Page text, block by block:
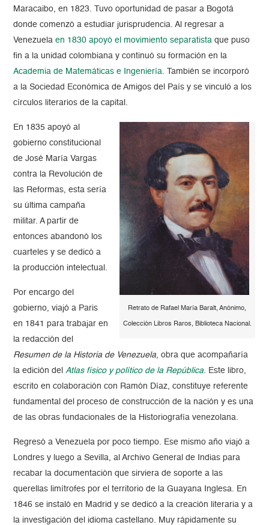
Maracaibo, en 1823. Tuvo oportunidad de pasar a Bogotá
donde comenzó a estudiar jurisprudencia. Al regresar a
Venezuelaen 1830 apoyó el movimiento separatista que puso
fin a la unidad colombiana y continuó su formación en la
Academia de Matemáticas e Ingeniería. También se incorporó
a la Sociedad Económica de Amigos del País y se vinculó a los
círculos literarios de la capital.
Retrato de Rafael María Baralt, Anónimo,
Colección Libros Raros, Biblioteca Nacional.
En 1835 apoyó al
gobierno constitucional
de José María Vargas
contra la Revolución de
las Reformas, esta sería
su última campaña
militar. A partir de
entonces abandonó los
cuarteles y se dedicó a
la producción intelectual.
Por encargo del
gobierno, viajó a Paris
en 1841 para trabajar en
la redacción del
Resumen de la Historia de Venezuela, obra que acompañaría
la edición delAtlas físico y político de la República. Este libro,
escrito en colaboración con Ramón Díaz, constituye referente
fundamental del proceso de construcción de la nación y es una
de las obras fundacionales de la Historiografía venezolana.
Regresó a Venezuela por poco tiempo. Ese mismo año viajó a
Londres y luego a Sevilla, al Archivo General de Indias para
recabar la documentación que sirviera de soporte a las
querellas limítrofes por el territorio de la Guayana Inglesa. En
1846 se instaló en Madrid y se dedicó a la creación literaria y a
la investigación del idioma castellano. Muy rápidamente su